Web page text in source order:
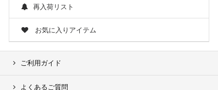
再入荷リスト
お気に入りアイテム
ご利用ガイド
よくあるご質問